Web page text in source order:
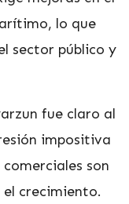
lo que
sector público y
fue claro al
impositiva
son
crecimiento.